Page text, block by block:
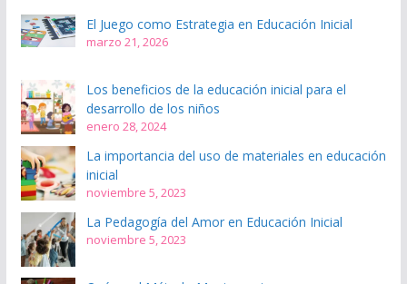
El Juego como Estrategia en Educación Inicial
marzo 21, 2026
Los beneficios de la educación inicial para el
desarrollo de los niños
enero 28, 2024
La importancia del uso de materiales en educación
inicial
noviembre 5, 2023
La Pedagogía del Amor en Educación Inicial
noviembre 5, 2023